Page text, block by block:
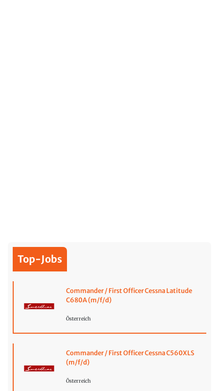
Top-Jobs
Commander / First Officer Cessna Latitude
C680A (m/f/d)
Österreich
Commander / First Officer Cessna C560XLS
(m/f/d)
Österreich